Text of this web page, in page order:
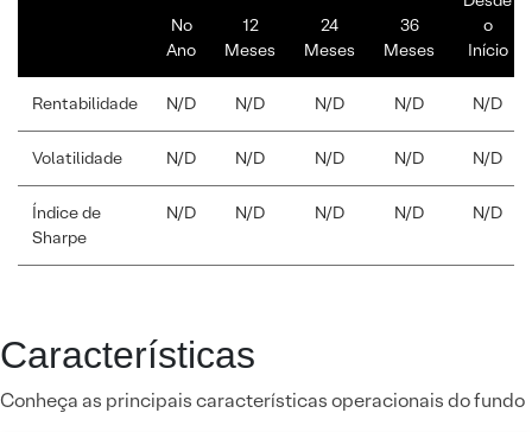
No
Ano
12
Meses
24
Meses
36
Meses
o
Início
Rentabilidade N/D N/D N/D N/D N/D
Volatilidade N/D N/D N/D N/D N/D
Índice de
Sharpe
N/D N/D N/D N/D N/D
Características
Conheça as principais características operacionais do fundo